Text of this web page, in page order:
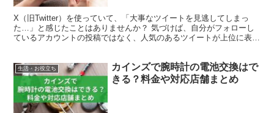
X（旧Twitter）を使っていて、「大事なツイートを見逃してしまっ
た…」と感じたことはありませんか？ 気づけば、自分がフォローし
ているアカウントの投稿ではなく、人気のあるツイートが上位に表示
生活・お役立ち
カインズで腕時計の電池交換はで
きる？料金や対応店舗まとめ